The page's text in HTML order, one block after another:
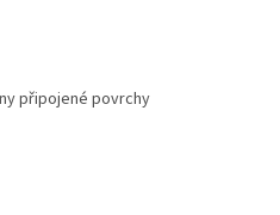
připojené povrchy